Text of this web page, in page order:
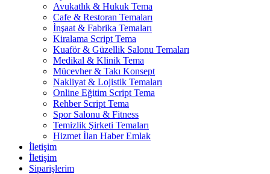
Avukatlık & Hukuk Tema
Cafe & Restoran Temaları
İnşaat & Fabrika Temaları
Kiralama Script Tema
Kuaför & Güzellik Salonu Temaları
Medikal & Klinik Tema
Mücevher & Takı Konsept
Nakliyat & Lojistik Temaları
Online Eğitim Script Tema
Rehber Script Tema
Spor Salonu & Fitness
Temizlik Şirketi Temaları
Hizmet İlan Haber Emlak
İletişim
İletişim
Siparişlerim